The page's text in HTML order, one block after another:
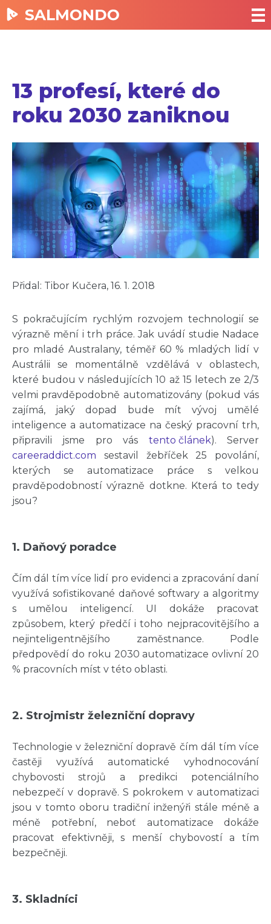
13 profesí, které do
roku 2030 zaniknou
Přidal: Tibor Kučera, 16. 1. 2018
S pokračujícím rychlým rozvojem technologií se
výrazně mění i trh práce. Jak uvádí studie Nadace
pro mladé Australany, téměř 60 % mladých lidí v
Austrálii se momentálně vzdělává v oblastech,
které budou v následujících 10 až 15 letech ze 2/3
velmi pravděpodobně automatizovány (pokud vás
zajímá, jaký dopad bude mít vývoj umělé
inteligence a automatizace na český pracovní trh,
připravili jsme pro vás tento článek). Server
careeraddict.com sestavil žebříček 25 povolání,
kterých se automatizace práce s velkou
pravděpodobností výrazně dotkne. Která to tedy
jsou?
1. Daňový poradce
Čím dál tím více lidí pro evidenci a zpracování daní
využívá sofistikované daňové softwary a algoritmy
s umělou inteligencí. UI dokáže pracovat
způsobem, který předčí i toho nejpracovitějšího a
nejinteligentnějšího zaměstnance. Podle
předpovědí do roku 2030 automatizace ovlivní 20
% pracovních míst v této oblasti.
2. Strojmistr železniční dopravy
Technologie v železniční dopravě čím dál tím více
častěji využívá automatické vyhodnocování
chybovosti strojů a predikci potenciálního
nebezpečí v dopravě. S pokrokem v automatizaci
jsou v tomto oboru tradiční inženýři stále méně a
méně potřební, neboť automatizace dokáže
pracovat efektivněji, s menší chybovostí a tím
bezpečněji.
3. Skladníci